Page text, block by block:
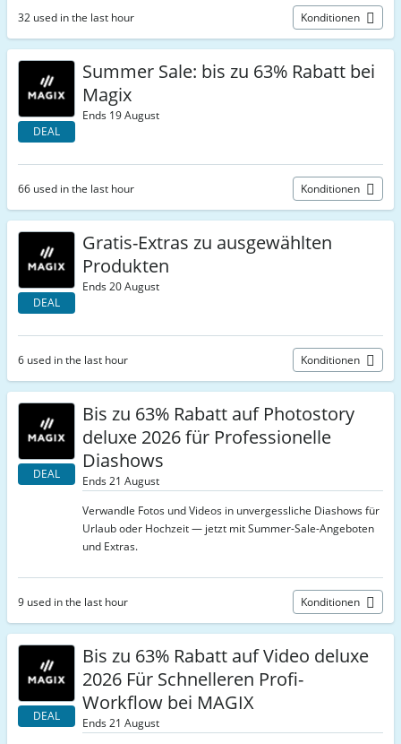
32 used in the last hour Konditionen
DEAL
Summer Sale: bis zu 63% Rabatt bei
Magix
Ends 19 August
66 used in the last hour Konditionen
DEAL
Gratis-Extras zu ausgewählten
Produkten
Ends 20 August
6 used in the last hour Konditionen
DEAL
Bis zu 63% Rabatt auf Photostory
deluxe 2026 für Professionelle
Diashows
Ends 21 August
Verwandle Fotos und Videos in unvergessliche Diashows für
Urlaub oder Hochzeit — jetzt mit Summer-Sale-Angeboten
und Extras.
9 used in the last hour Konditionen
DEAL
Bis zu 63% Rabatt auf Video deluxe
2026 Für Schnelleren Profi-
Workflow bei MAGIX
Ends 21 August